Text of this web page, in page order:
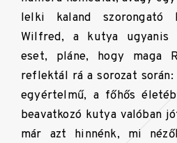
lelki kaland szorongató
Wilfred, a kutya ugyanis
eset, pláne, hogy maga
reflektál rá a sorozat
egyértelmű, a főhős
beavatkozó kutya valóban
már azt hinnénk, mi